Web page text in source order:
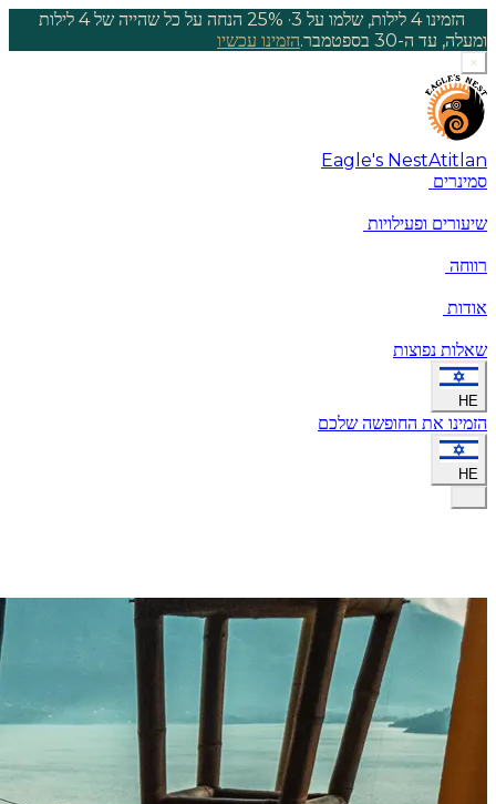
הזמינו 4 לילות, שלמו על 3 ·
25% הנחה על כל שהייה של 4 לילות
ומעלה, עד ה-30 בספטמבר.
הזמינו עכשיו
×
Eagle's NestAtitlan
סמינרים
שיעורים ופעילויות
רווחה
אודות
שאלות נפוצות
HE
הזמינו את החופשה שלכם
HE